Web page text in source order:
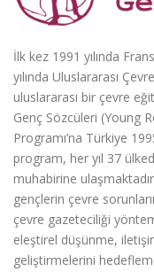
İlk kez 1991 yılında
yılında Uluslararası
uluslararası bir çevre
Genç Sözcüleri (Young
Programı’na Türkiye
program, her yıl 37
muhabirine
gençlerin çevre
çevre gazeteciliği
eleştirel düşünme,
geliştirmelerini